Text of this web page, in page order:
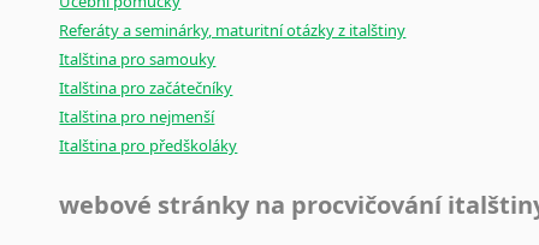
Referáty a seminárky, maturitní otázky z italštiny
Italština pro samouky
Italština pro začátečníky
Italština pro nejmenší
Italština pro předškoláky
webové stránky na procvičování